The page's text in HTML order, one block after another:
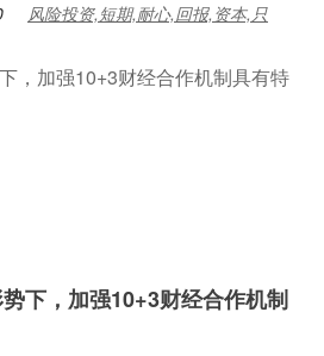
风险投资,短期,耐心,回报,资本,只
下，加强10+3财经合作机制